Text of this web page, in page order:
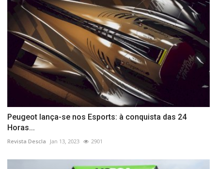
Peugeot lança-se nos Esports: à conquista das 24
Horas...
Revista Descla Jan 13, 2023 2901